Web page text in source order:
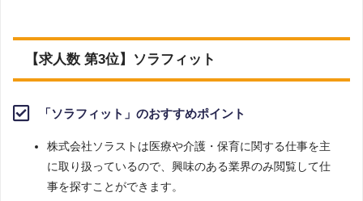
【求人数 第3位】ソラフィット
「ソラフィット」のおすすめポイント
株式会社ソラストは医療や介護・保育に関する仕事を主
に取り扱っているので、興味のある業界のみ閲覧して仕
事を探すことができます。